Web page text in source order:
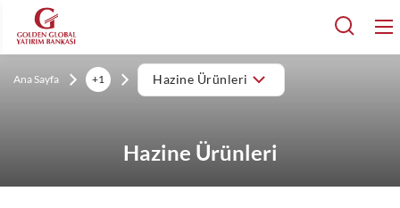
Ana Sayfa +1 Hazine Ürünleri
Hazine Ürünleri